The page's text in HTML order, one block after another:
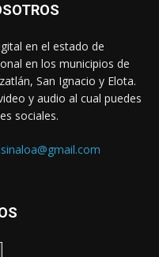
en el estado de
en los municipios de
San Ignacio y Elota.
y audio al cual puedes
sociales.